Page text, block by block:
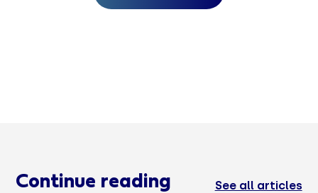
Continue reading See all articles